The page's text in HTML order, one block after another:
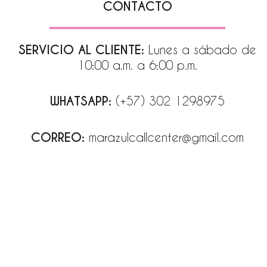
CONTACTO
SERVICIO AL CLIENTE: Lunes a sábado de
10:00 a.m. a 6:00 p.m.
WHATSAPP: (+57) 302 1298975
CORREO: marazulcallcenter@gmail.com